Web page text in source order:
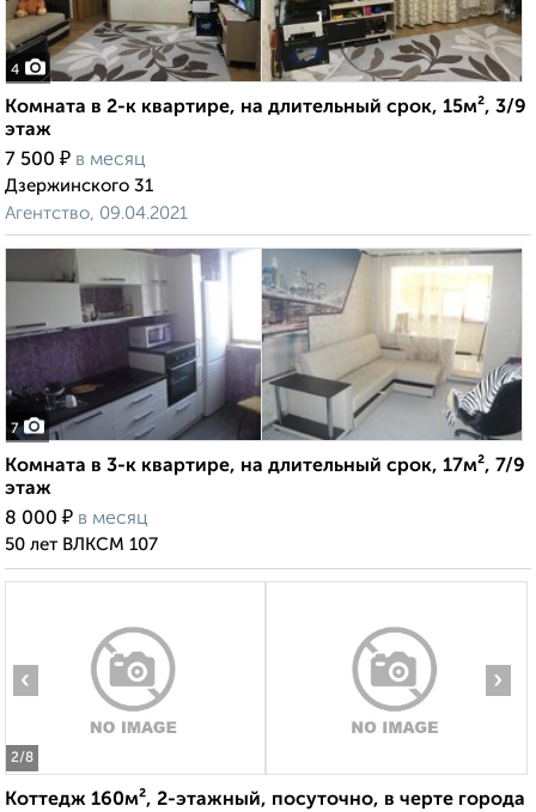
4
Комната в 2-к квартире, на длительный срок, 15м², 3/9
этаж
7 500 ₽ в месяц
Дзержинского 31
Агентство, 09.04.2021
7
Комната в 3-к квартире, на длительный срок, 17м², 7/9
этаж
8 000 ₽ в месяц
50 лет ВЛКСМ 107
2/8
‹ ›
Коттедж 160м², 2-этажный, посуточно, в черте города